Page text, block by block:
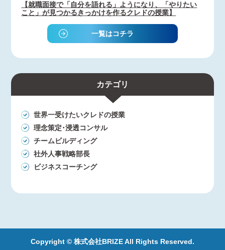
【就職面接で「自分を語れる」ようになり、「やりたい
こと」が見つかるきっかけを作るクレドの授業】
一覧はコチラ
カテゴリ
世界一受けたいクレドの授業
理念策定･浸透コンサル
チームビルディング
社外人事戦略部長
ビジネスコーチング
Copyright © 株式会社BRIZE All Rights Reserved.